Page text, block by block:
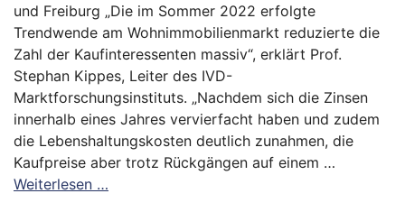
und Freiburg „Die im Sommer 2022 erfolgte
Trendwende am Wohnimmobilienmarkt reduzierte die
Zahl der Kaufinteressenten massiv“, erklärt Prof.
Stephan Kippes, Leiter des IVD-
Marktforschungsinstituts. „Nachdem sich die Zinsen
innerhalb eines Jahres vervierfacht haben und zudem
die Lebenshaltungskosten deutlich zunahmen, die
Kaufpreise aber trotz Rückgängen auf einem …
Weiterlesen …